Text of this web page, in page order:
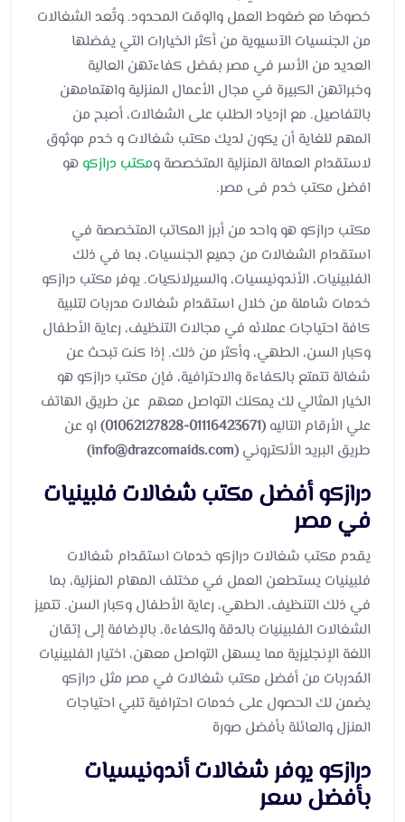
خصوصًا مع ضغوط العمل والوقت المحدود. وتُعد الشغالات
من الجنسيات الآسيوية من أكثر الخيارات التي يفضلها
العديد من الأسر في مصر بفضل كفاءتهن العالية
وخبراتهن الكبيرة في مجال الأعمال المنزلية واهتمامهن
بالتفاصيل. مع ازدياد الطلب على الشغالات، أصبح من
المهم للغاية أن يكون لديك مكتب شغالات و خدم موثوق
لاستقدام العمالة المنزلية المتخصصة ومكتب درازكو هو
افضل مكتب خدم فى مصر.
مكتب درازكو هو واحد من أبرز المكاتب المتخصصة في
استقدام الشغالات من جميع الجنسيات، بما في ذلك
الفلبينيات، الأندونيسيات، والسيرلانكيات. يوفر مكتب درازكو
خدمات شاملة من خلال استقدام شغالات مدربات لتلبية
كافة احتياجات عملائه في مجالات التنظيف، رعاية الأطفال
وكبار السن، الطهي، وأكثر من ذلك. إذا كنت تبحث عن
شغالة تتمتع بالكفاءة والاحترافية، فإن مكتب درازكو هو
الخيار المثالي لك يمكنك التواصل معهم عن طريق الهاتف
علي الأرقام التاليه (01116423671-01062127828)
او عن
طريق البريد الألكتروني (info@drazcomaids.com)
درازكو أفضل مكتب شغالات فلبينيات
في مصر
يقدم مكتب شغالات درازكو خدمات استقدام شغالات
فلبينيات يستطعن العمل في مختلف المهام المنزلية، بما
في ذلك التنظيف، الطهي، رعاية الأطفال وكبار السن. تتميز
الشغالات الفلبينيات بالدقة والكفاءة، بالإضافة إلى إتقان
اللغة الإنجليزية مما يسهل التواصل معهن، اختيار الفلبينيات
المُدربات من أفضل مكتب شغالات في مصر مثل درازكو
يضمن لك الحصول على خدمات احترافية تلبي احتياجات
المنزل والعائلة بأفضل صورة
درازكو يوفر شغالات أندونيسيات
بأفضل سعر